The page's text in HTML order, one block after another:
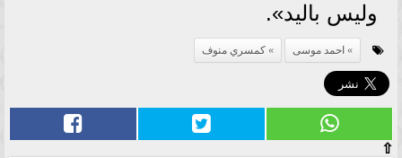
وليس باليد».
احمد موسى كمسري منوف
⇧